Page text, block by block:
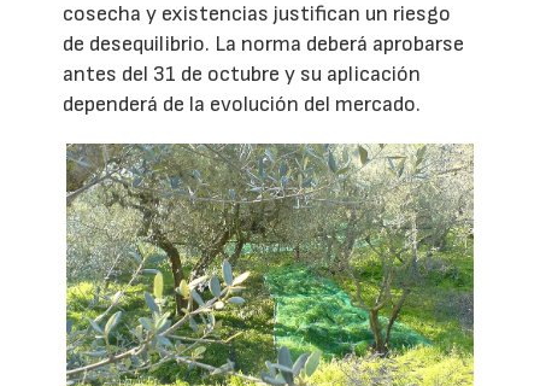
cosecha y existencias justifican un riesgo
de desequilibrio. La norma deberá aprobarse
antes del 31 de octubre y su aplicación
dependerá de la evolución del mercado.